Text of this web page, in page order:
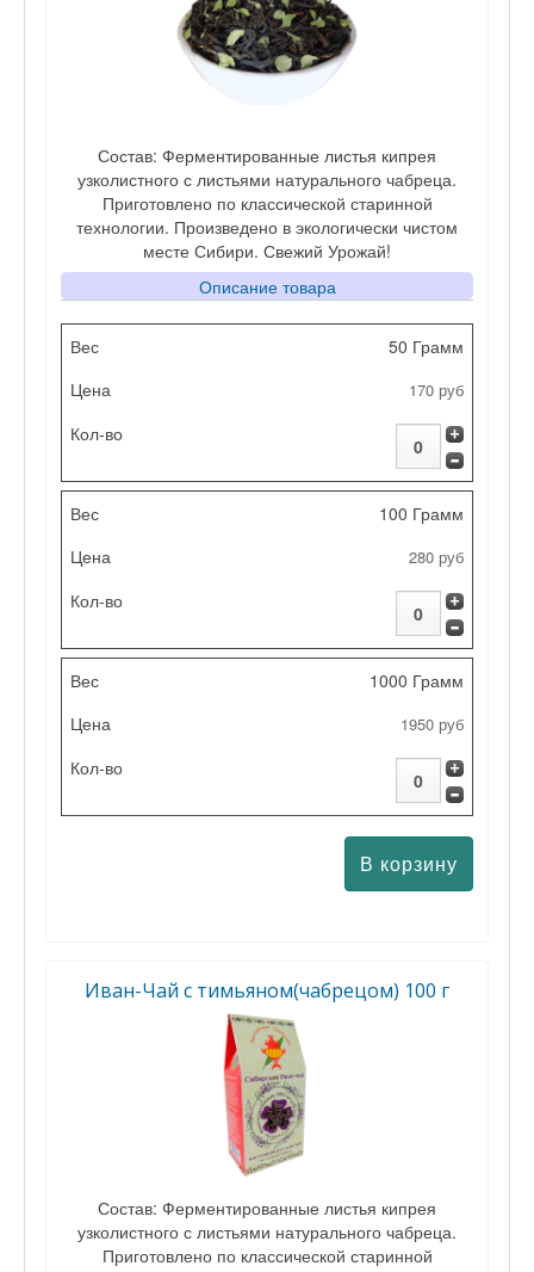
Состав: Ферментированные листья кипрея
узколистного с листьями натурального чабреца.
Приготовлено по классической старинной
технологии. Произведено в экологически чистом
месте Сибири. Свежий Урожай!
Описание товара
Вес
Цена
Кол-во
50 Грамм
170 руб
100 Грамм
280 руб
1000 Грамм
1950 руб
Иван-Чай с тимьяном(чабрецом) 100 г
Состав: Ферментированные листья кипрея
узколистного с листьями натурального чабреца.
Приготовлено по классической старинной